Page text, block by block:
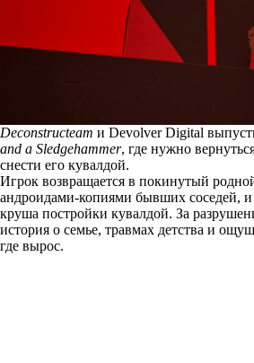
Deconstructeam и Devolver Digital
and a Sledgehammer, где нужно
снести его кувалдой.
Игрок возвращается в покинутый
андроидами-копиями бывших соседей, и
круша постройки кувалдой. За
история о семье, травмах детства и
где вырос.